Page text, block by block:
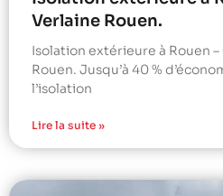
Verlaine Rouen.
Isolation extérieure à Rouen
Rouen. Jusqu’à 40 %
l’isolation
Lire la suite »